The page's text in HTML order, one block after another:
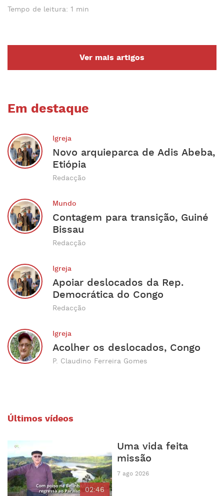
Em destaque
Igreja
Novo arquieparca de Adis Abeba,
Etiópia
Redacção
Mundo
Contagem para transição, Guiné
Bissau
Redacção
Igreja
Apoiar deslocados da Rep.
Democrática do Congo
Redacção
Igreja
Acolher os deslocados, Congo
P. Claudino Ferreira Gomes
Últimos vídeos
02:46
Uma vida feita
missão
7 ago 2026
Tempo de leitura: 1 min
Ver mais artigos